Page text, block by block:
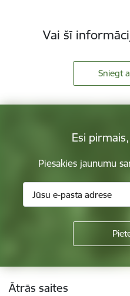
Vai šī
Sniegt
Esi
Piesakies jaunumu
Kājene
Ātrās saites